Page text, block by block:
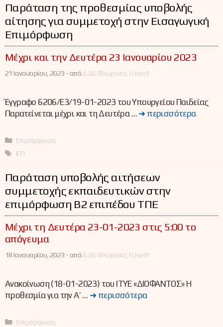
Παράταση της προθεσμίας υποβολής
αίτησης για συμμετοχή στην Εισαγωγική
Επιμόρφωση
Μέχρι και την Δευτέρα 23 Ιανουαρίου 2023
21 Ιανουαρίου, 2023 -απόΔΔΕ Φλώρινας | User9
Έγγραφο 6206/Ε3/19-01-2023 του Υπουργείου Παιδείας
Παρατείνεται μέχρι και τη Δευτέρα … ➜ περισσότερα
Κατηγορίες
Επιμόρφωση
Ετικέτες
ΙΕΠ
Παράταση υποβολής αιτήσεων
συμμετοχής εκπαιδευτικών στην
επιμόρφωση Β2 επιπέδου ΤΠΕ
Μέχρι τη Δευτέρα 23-01-2023 στις 5:00 το
απόγευμα
18 Ιανουαρίου, 2023 -απόΔΔΕ Φλώρινας | User9
Ανακοίνωση (18-01-2023) του ΙΤΥΕ «ΔΙΟΦΑΝΤΟΣ» Η
προθεσμία για την Α’ … ➜ περισσότερα
Κατηγορίες
Επιμόρφωση